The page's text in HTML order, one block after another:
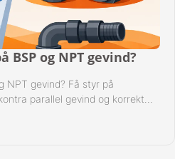
og NPT gevind?
NPT gevind? Få styr på
parallel gevind og korrekt